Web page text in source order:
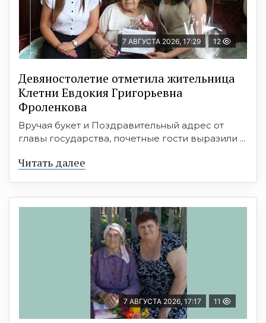
7 АВГУСТА 2026, 17:29 12
Девяностолетие отметила жительница
Клетни Евдокия Григорьевна
Фроленкова
Вручая букет и Поздравительный адрес от
главы государства, почетные гости выразили ...
Читать далее
7 АВГУСТА 2026, 17:17 11